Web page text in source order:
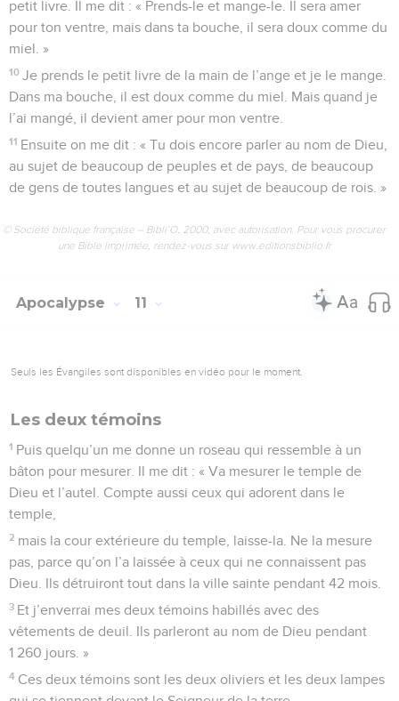
petit livre. Il me dit : « Prends-le et mange-le. Il sera amer
pour ton ventre, mais dans ta bouche, il sera doux comme du
miel. »
10 Je prends le petit livre de la main de l’ange et je le mange.
Dans ma bouche, il est doux comme du miel. Mais quand je
l’ai mangé, il devient amer pour mon ventre.
11 Ensuite on me dit : « Tu dois encore parler au nom de Dieu,
au sujet de beaucoup de peuples et de pays, de beaucoup
de gens de toutes langues et au sujet de beaucoup de rois. »
© Société biblique française – Bibli’O, 2000, avec autorisation. Pour vous procurer
une Bible imprimée, rendez-vous sur www.editionsbiblio.fr
Apocalypse 11
Seuls les Évangiles sont disponibles en vidéo pour le moment.
Les deux témoins
1 Puis quelqu’un me donne un roseau qui ressemble à un
bâton pour mesurer. Il me dit : « Va mesurer le temple de
Dieu et l’autel. Compte aussi ceux qui adorent dans le
temple,
2 mais la cour extérieure du temple, laisse-la. Ne la mesure
pas, parce qu’on l’a laissée à ceux qui ne connaissent pas
Dieu. Ils détruiront tout dans la ville sainte pendant 42 mois.
3 Et j’enverrai mes deux témoins habillés avec des
vêtements de deuil. Ils parleront au nom de Dieu pendant
1 260 jours. »
4 Ces deux témoins sont les deux oliviers et les deux lampes